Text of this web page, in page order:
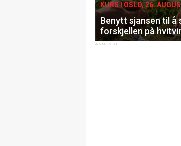
KURS I OSLO, 26.
Benytt sjansen til å
forskjellen på